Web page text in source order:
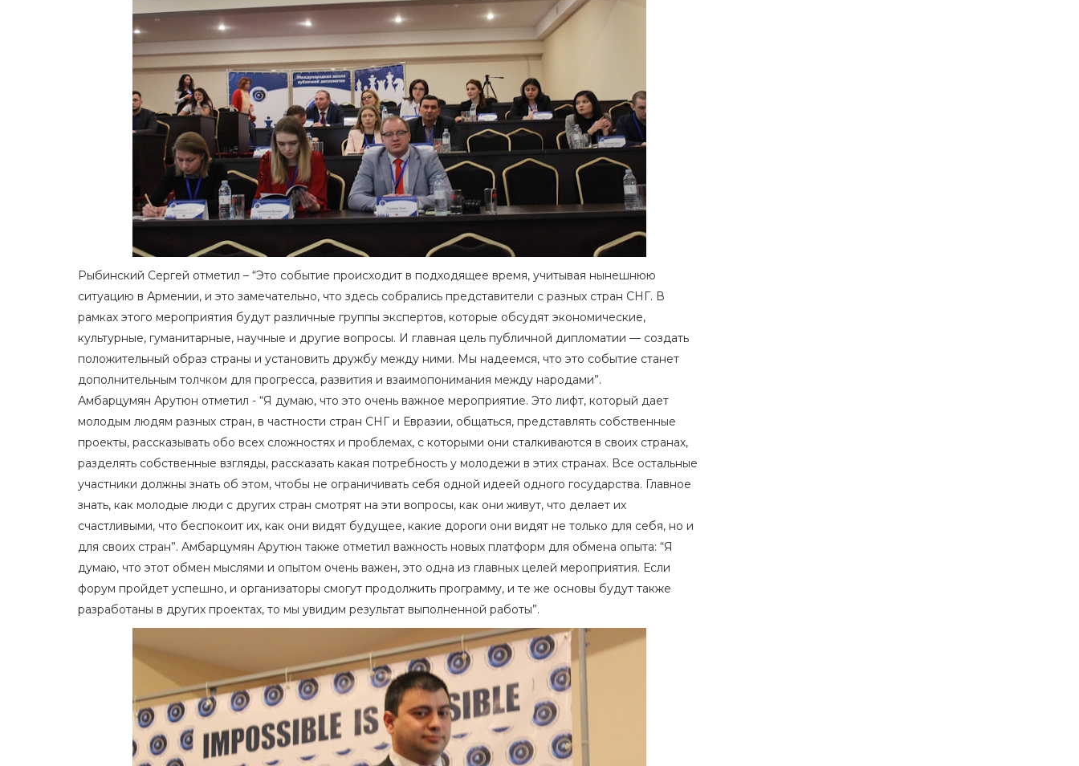
Рыбинский Сергей отметил – “Это событие происходит в подходящее время, учитывая нынешнюю
ситуацию в Армении, и это замечательно, что здесь собрались представители с разных стран СНГ. В
рамках этого мероприятия будут различные группы экспертов, которые обсудят экономические,
культурные, гуманитарные, научные и другие вопросы. И главная цель публичной дипломатии — создать
положительный образ страны и установить дружбу между ними. Мы надеемся, что это событие станет
дополнительным толчком для прогресса, развития и взаимопонимания между народами”.
Амбарцумян Арутюн отметил - “Я думаю, что это очень важное мероприятие. Это лифт, который дает
молодым людям разных стран, в частности стран СНГ и Евразии, общаться, представлять собственные
проекты, рассказывать обо всех сложностях и проблемах, с которыми они сталкиваются в своих странах,
разделять собственные взгляды, рассказать какая потребность у молодежи в этих странах. Все остальные
участники должны знать об этом, чтобы не ограничивать себя одной идеей одного государства. Главное
знать, как молодые люди с других стран смотрят на эти вопросы, как они живут, что делает их
счастливыми, что беспокоит их, как они видят будущее, какие дороги они видят не только для себя, но и
для своих стран”. Амбарцумян Арутюн также отметил важность новых платформ для обмена опыта: “Я
думаю, что этот обмен мыслями и опытом очень важен, это одна из главных целей мероприятия. Если
форум пройдет успешно, и организаторы смогут продолжить программу, и те же основы будут также
разработаны в других проектах, то мы увидим результат выполненной работы”.